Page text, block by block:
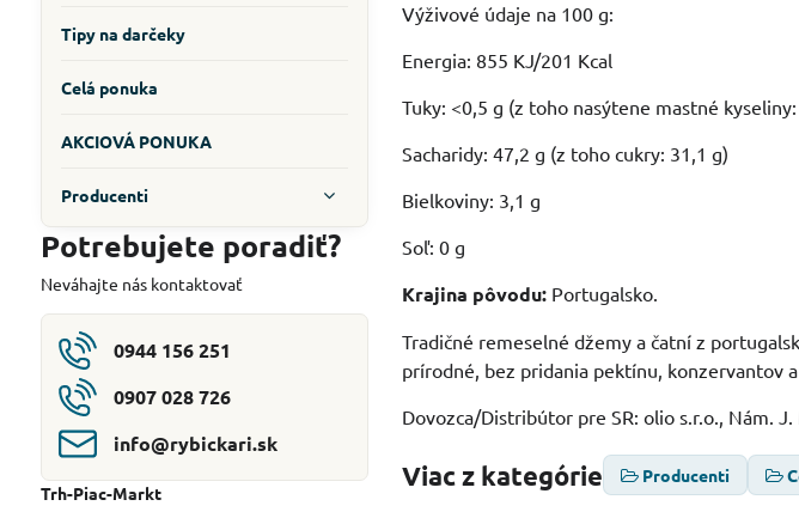
Výživové údaje na 100 g:
Energia: 855 KJ/201 Kcal
Tuky: <0,5 g (z toho nasýtene mastné
Sacharidy: 47,2 g (z toho cukry: 31,1 g)
Bielkoviny: 3,1 g
Soľ: 0 g
Krajina pôvodu: Portugalsko.
Tradičné remeselné džemy a čatní z
prírodné, bez pridania pektínu, konzervantov
Dovozca/Distribútor pre SR: olio s.r.o., Nám.
Viac z kategórie Producenti
Tipy na darčeky
Celá ponuka
AKCIOVÁ PONUKA
Producenti
Potrebujete poradiť?
Neváhajte nás kontaktovať
0944 156 251
0907 028 726
info​@rybickari​.sk
Trh-Piac-Markt